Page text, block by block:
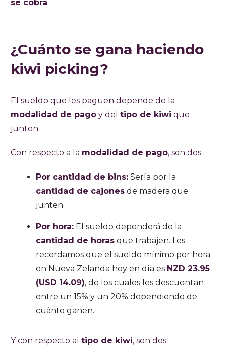
se cobra.
¿Cuánto se gana haciendo
kiwi picking?
El sueldo que les paguen depende de la
modalidad de pago y del tipo de kiwi que
junten.
Con respecto a la modalidad de pago, son dos:
Por cantidad de bins: Sería por la
cantidad de cajones de madera que
junten.
Por hora: El sueldo dependerá de la
cantidad de horas que trabajen. Les
recordamos que el sueldo mínimo por hora
en Nueva Zelanda hoy en día es NZD 23.95
(USD 14.09), de los cuales les descuentan
entre un 15% y un 20% dependiendo de
cuánto ganen.
Y con respecto al tipo de kiwi, son dos: